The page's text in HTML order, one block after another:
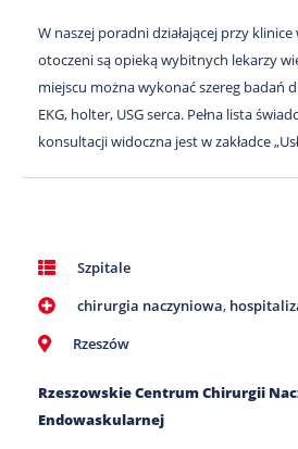
W naszej poradni działającej przy
otoczeni są opieką wybitnych lekarzy
miejscu można wykonać szereg badań
EKG, holter, USG serca. Pełna lista
konsultacji widoczna jest w zakładce
Szpitale
chirurgia naczyniowa,
Rzeszów
Rzeszowskie Centrum Chirurgii
Endowaskularnej